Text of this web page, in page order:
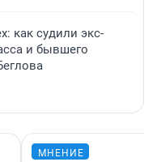
как судили экс-
и бывшего
МНЕНИЕ